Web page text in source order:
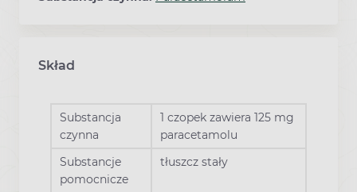
Skład
Substancja
czynna
1 czopek zawiera 125 mg
paracetamolu
Substancje
pomocnicze
tłuszcz stały